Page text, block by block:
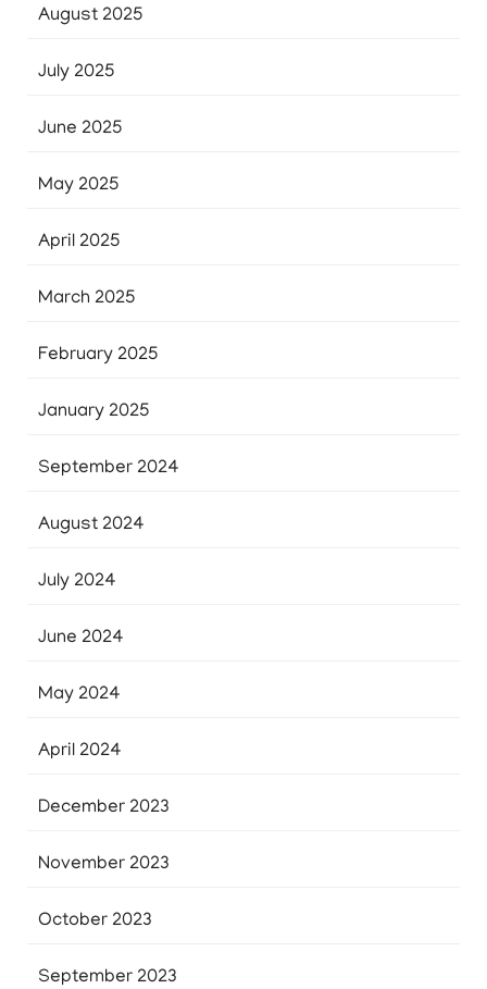
August 2025
July 2025
June 2025
May 2025
April 2025
March 2025
February 2025
January 2025
September 2024
August 2024
July 2024
June 2024
May 2024
April 2024
December 2023
November 2023
October 2023
September 2023